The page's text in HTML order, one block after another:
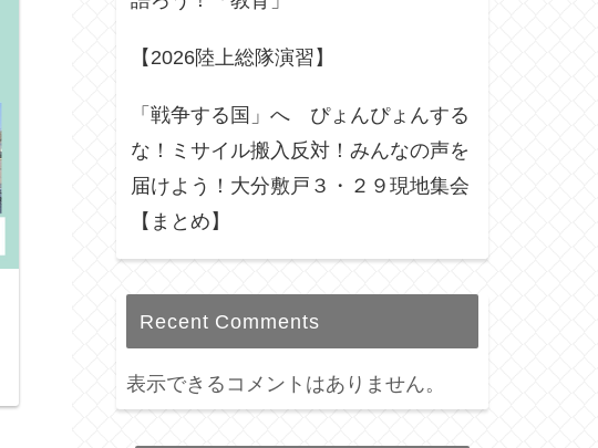
【2026陸上総隊演習】
「戦争する国」へ ぴょんぴょんする
な！ミサイル搬入反対！みんなの声を
届けよう！大分敷戸３・２９現地集会
【まとめ】
Recent Comments
表示できるコメントはありません。